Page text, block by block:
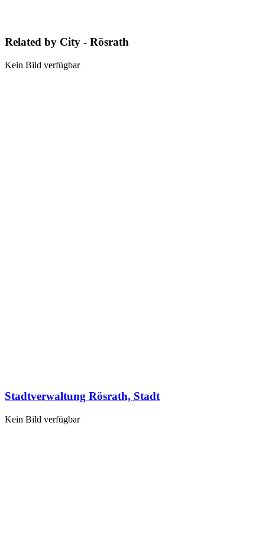
Related by City - Rösrath
Kein Bild verfügbar
Stadtverwaltung Rösrath, Stadt
Kein Bild verfügbar